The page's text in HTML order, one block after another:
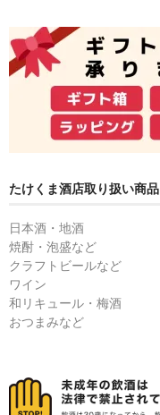
たけくま酒店取り扱い商品
日本酒・地酒
焼酎・泡盛など
クラフトビールなど
ワイン
和リキュール・梅酒
おつまみなど